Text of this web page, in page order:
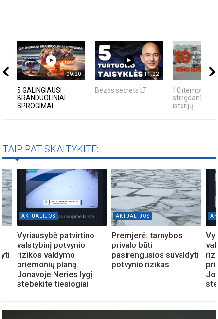
09:20
5 GALINGIAUSI
BRANDUOLINIAI
SPROGIMAI...
11:22
Bezos secrets LT
10 įtemptų,
stingdančių
istorijų
TAIP PAT SKAITYKITE:
AKTUALIJOS
Vyriausybė patvirtino
valstybinį potvynio
rizikos valdymo
priemonių planą.
Jonavoje Neries lygį
stebėkite tiesiogiai
AKTUALIJOS
Premjerė: tarnybos
privalo būti
pasirengusios suvaldyti
potvynio rizikas